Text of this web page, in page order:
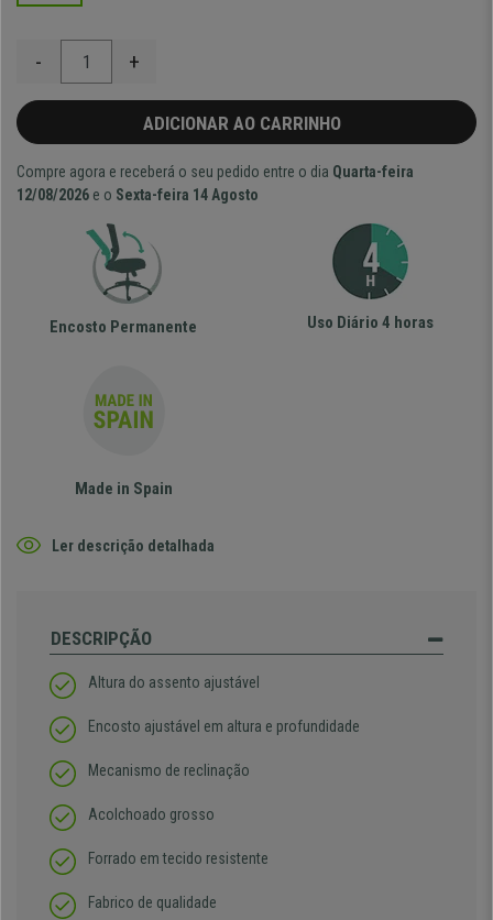
- +
ADICIONAR AO CARRINHO
Compre agora e receberá o seu pedido entre o dia Quarta-feira
12/08/2026 e o Sexta-feira 14 Agosto
Encosto Permanente Uso Diário 4 horas
Made in Spain
Ler descrição detalhada
DESCRIPÇÃO
Altura do assento ajustável
Encosto ajustável em altura e profundidade
Mecanismo de reclinação
Acolchoado grosso
Forrado em tecido resistente
Fabrico de qualidade